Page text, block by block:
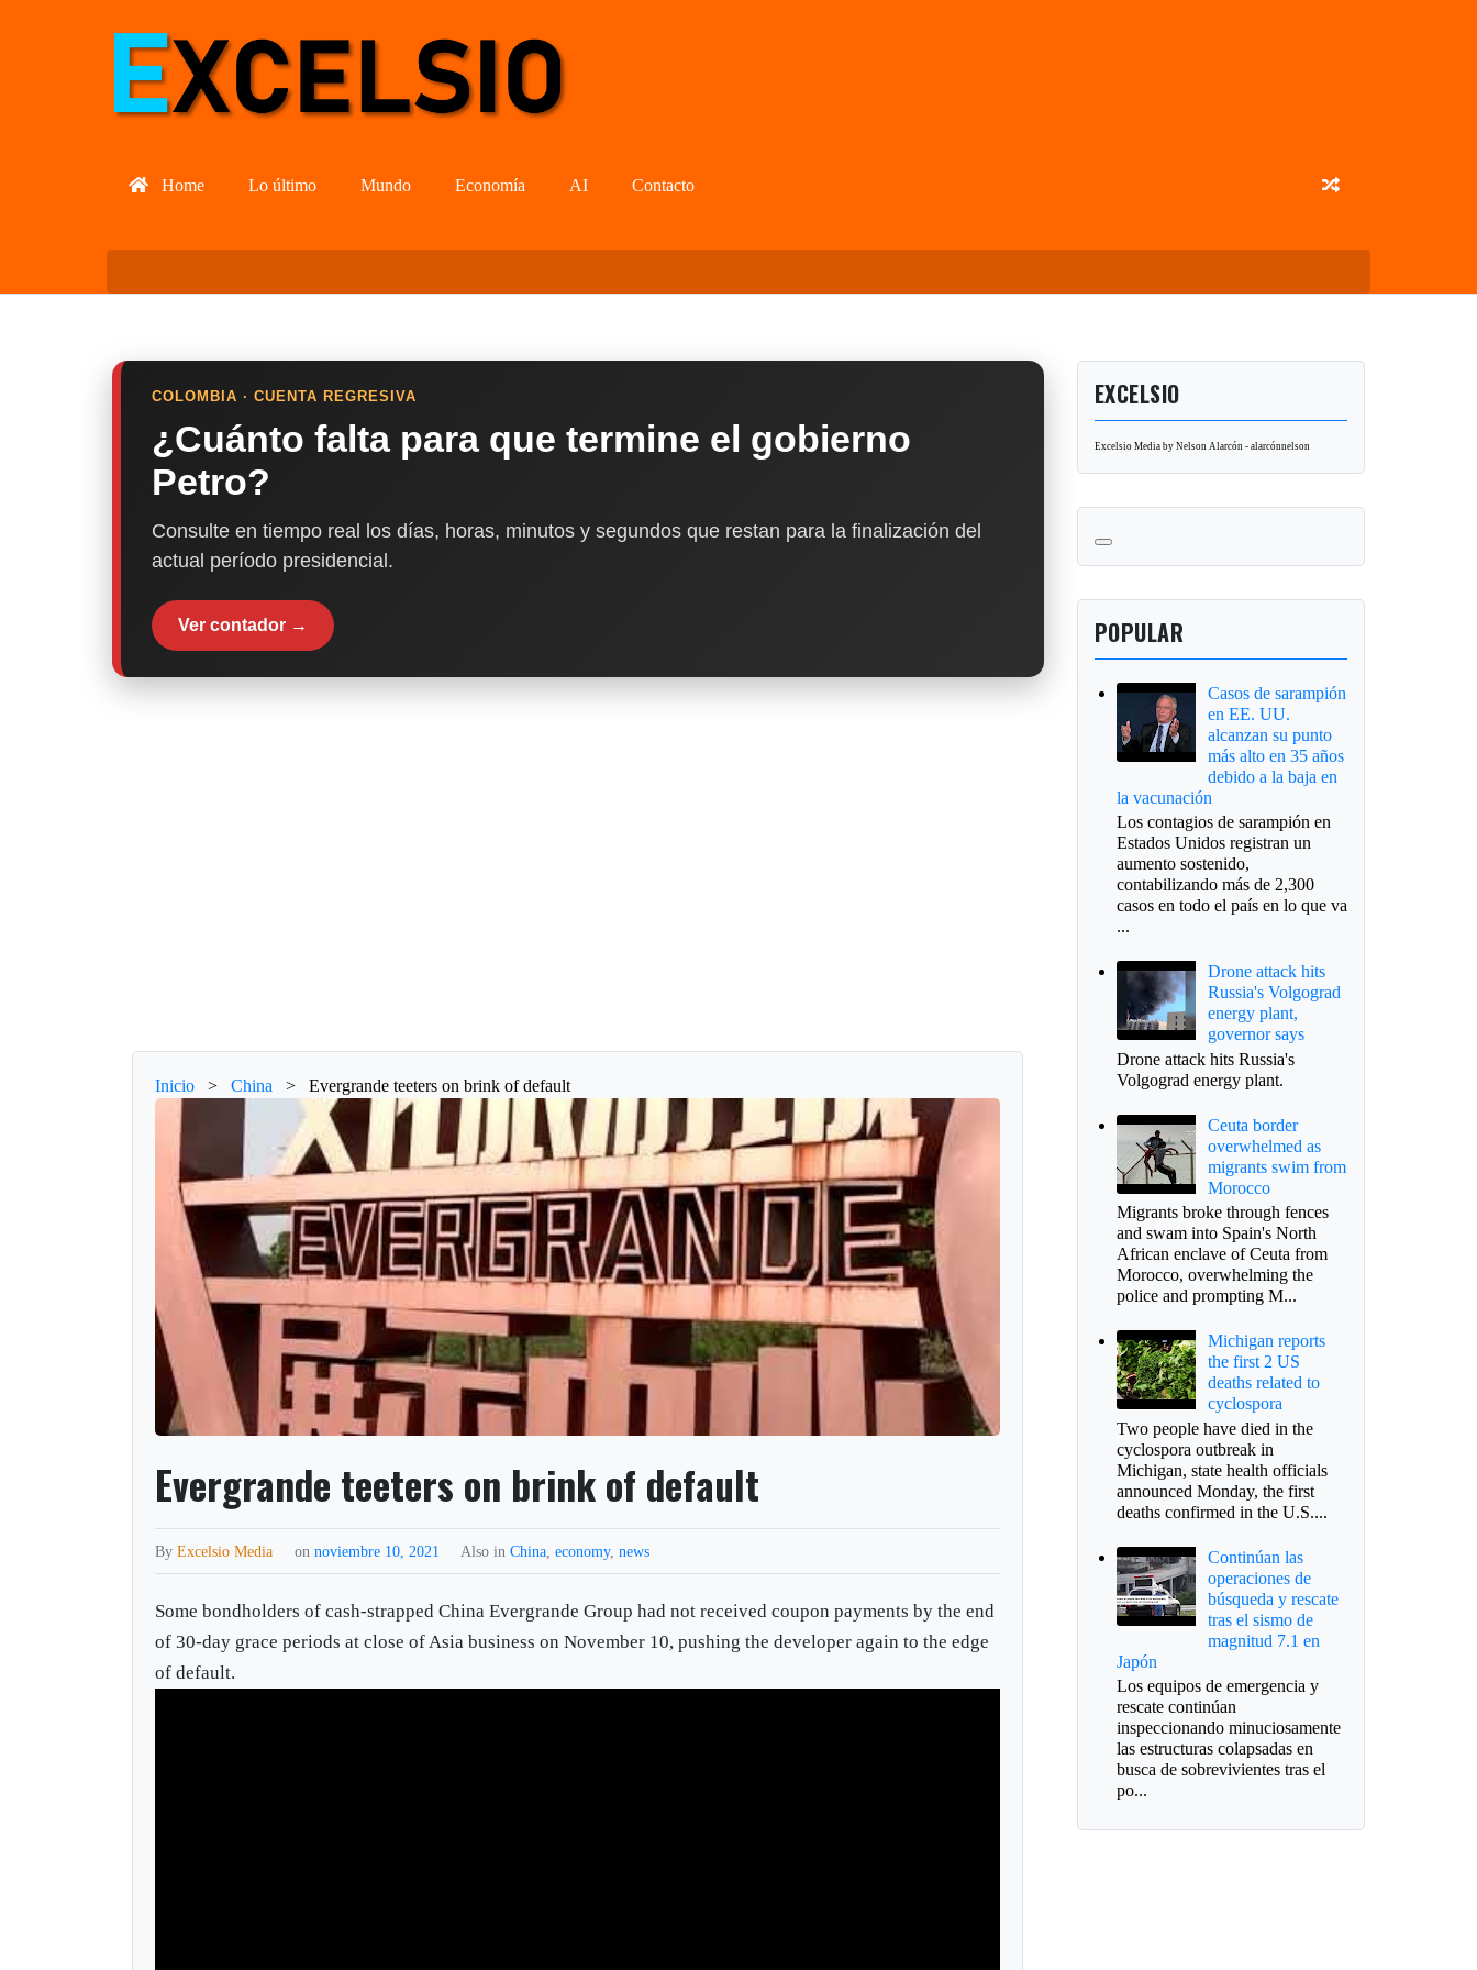
Home Lo último Mundo Economía AI Contacto
COLOMBIA · CUENTA REGRESIVA
¿Cuánto falta para que termine el gobierno
Petro?
Consulte en tiempo real los días, horas, minutos y segundos que restan para la finalización del
actual período presidencial.
Ver contador →
Inicio > China > Evergrande teeters on brink of default
Evergrande teeters on brink of default
ByExcelsio Media onnoviembre 10, 2021 Also inChina ,economy,news
Some bondholders of cash-strapped China Evergrande Group had not received coupon payments by the end
of 30-day grace periods at close of Asia business on November 10, pushing the developer again to the edge
of default.
EXCELSIO
Excelsio Media by Nelson Alarcón - alarcónnelson
POPULAR
Casos de sarampión
en EE. UU.
alcanzan su punto
más alto en 35 años
debido a la baja en
la vacunación
Los contagios de sarampión en
Estados Unidos registran un
aumento sostenido,
contabilizando más de 2,300
casos en todo el país en lo que va
...
Drone attack hits
Russia's Volgograd
energy plant,
governor says
Drone attack hits Russia's
Volgograd energy plant.
Ceuta border
overwhelmed as
migrants swim from
Morocco
Migrants broke through fences
and swam into Spain's North
African enclave of Ceuta from
Morocco, overwhelming the
police and prompting M...
Michigan reports
the first 2 US
deaths related to
cyclospora
Two people have died in the
cyclospora outbreak in
Michigan, state health officials
announced Monday, the first
deaths confirmed in the U.S....
Continúan las
operaciones de
búsqueda y rescate
tras el sismo de
magnitud 7.1 en
Japón
Los equipos de emergencia y
rescate continúan
inspeccionando minuciosamente
las estructuras colapsadas en
busca de sobrevivientes tras el
po...